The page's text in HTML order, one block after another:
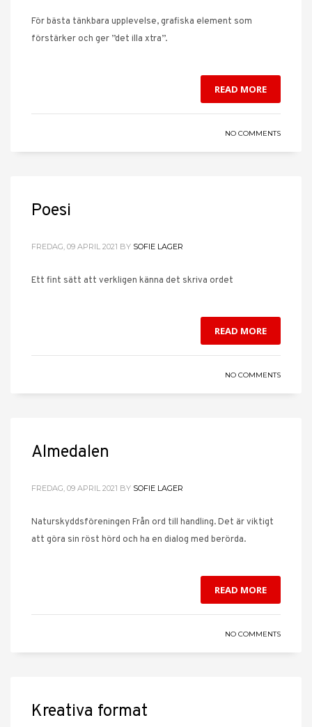
För bästa tänkbara upplevelse, grafiska element som
förstärker och ger ”det illa xtra”.
READ MORE
NO COMMENTS
Poesi
FREDAG, 09 APRIL 2021 BY SOFIE LAGER
Ett fint sätt att verkligen känna det skriva ordet
READ MORE
NO COMMENTS
Almedalen
FREDAG, 09 APRIL 2021 BY SOFIE LAGER
Naturskyddsföreningen Från ord till handling. Det är viktigt
att göra sin röst hörd och ha en dialog med berörda.
READ MORE
NO COMMENTS
Kreativa format